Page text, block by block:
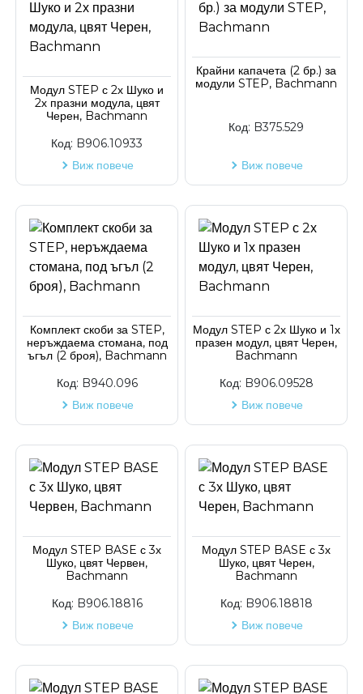
Модул STEP с 2х Шуко и
2х празни модула, цвят
Черен, Bachmann
Код: B906.10933
Виж повече
Крайни капачета (2 бр.) за
модули STEP, Bachmann
Код: B375.529
Виж повече
Комплект скоби за STEP,
неръждаема стомана, под
ъгъл (2 броя), Bachmann
Код: B940.096
Виж повече
Модул STEP с 2х Шуко и 1х
празен модул, цвят Черен,
Bachmann
Код: B906.09528
Виж повече
Модул STEP BASE с 3х
Шуко, цвят Червен,
Bachmann
Код: B906.18816
Виж повече
Модул STEP BASE с 3х
Шуко, цвят Черен,
Bachmann
Код: B906.18818
Виж повече